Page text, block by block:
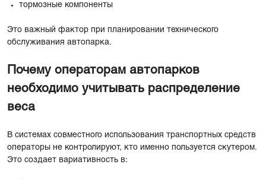
тормозные компоненты
Это важный фактор при планировании технического
обслуживания автопарка.
Почему операторам автопарков
необходимо учитывать распределение
веса
В системах совместного использования транспортных средств
операторы не контролируют, кто именно пользуется скутером.
Это создает вариативность в: